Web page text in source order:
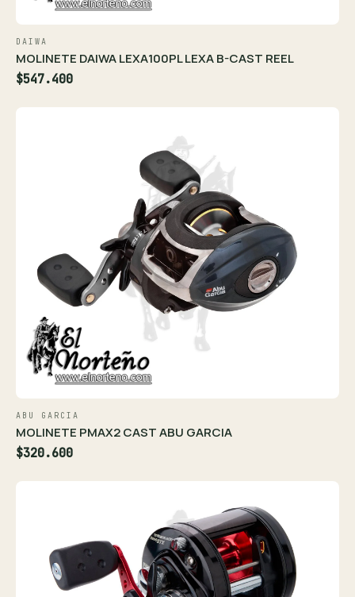
DAIWA
MOLINETE DAIWA LEXA100PL LEXA B-CAST REEL
$547.400
ABU GARCIA
MOLINETE PMAX2 CAST ABU GARCIA
$320.600